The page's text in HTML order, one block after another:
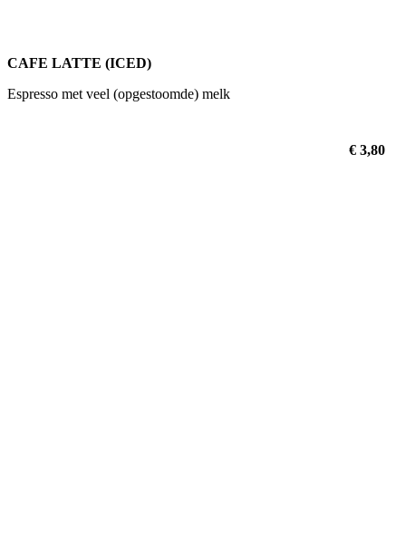
CAFE LATTE (ICED)
Espresso met veel (opgestoomde) melk
€ 3,80